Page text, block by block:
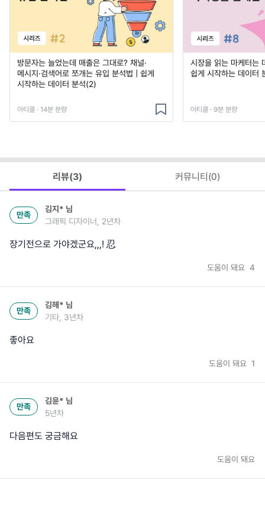
방문자는 늘었는데 매출은 그대로? 채널·
메시지·검색어로 쪼개는 유입 분석법 | 쉽게
시작하는 데이터 분석(2)
아티클 · 14분 분량
시장을 읽는 마케터는
쉽게 시작하는 데이터
아티클 · 9분 분량
리뷰(3) 커뮤니티(0)
만족
김지* 님
그래픽 디자이너, 2년차
장기전으로 가야겠군요,,,! 忍
도움이 돼요 4
만족
김해* 님
기타, 3년차
좋아요
도움이 돼요 1
만족
김윤* 님
5년차
다음편도 궁금해요
도움이 돼요